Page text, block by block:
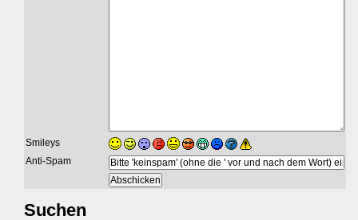
Smileys
Anti-Spam
Suchen